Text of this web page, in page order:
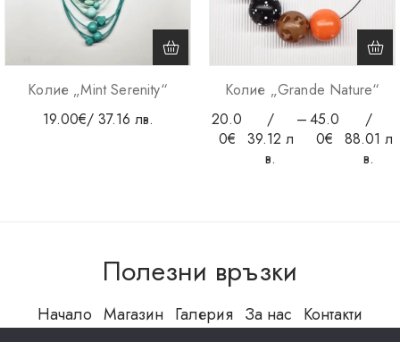
Колие „Mint Serenity“
19.00€/ 37.16 лв.
Колие „Grande Nature“
20.0
0€
/
39.12 л
в.
–45.0
0€
/
88.01 л
в.
Полезни връзки
Начало Магазин Галерия За нас Контакти